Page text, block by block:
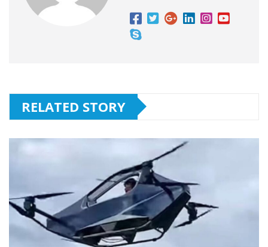
RELATED STORY